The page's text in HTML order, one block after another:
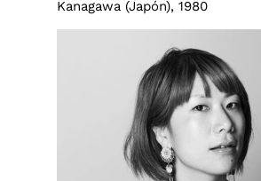
Kanagawa (Japón), 1980